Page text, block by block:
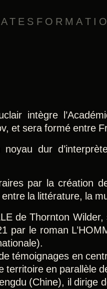
intègre
et sera formé entre
dur
par la création
la littérature, la
de Thornton
par le roman
témoignages en
territoire en parallèle
(Chine), il dirige